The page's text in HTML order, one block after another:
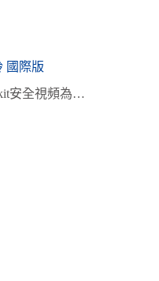
國際版
安全視頻為…